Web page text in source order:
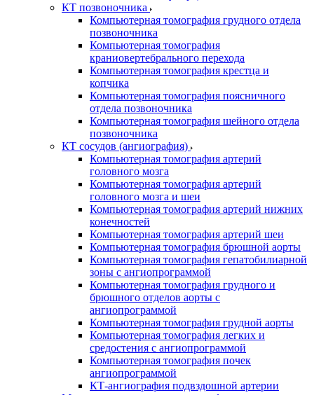
КТ позвоночника
Компьютерная томография грудного отдела
позвоночника
Компьютерная томография
краниовертебрального перехода
Компьютерная томография крестца и
копчика
Компьютерная томография поясничного
отдела позвоночника
Компьютерная томография шейного отдела
позвоночника
КТ сосудов (ангиография)
Компьютерная томография артерий
головного мозга
Компьютерная томография артерий
головного мозга и шеи
Компьютерная томография артерий нижних
конечностей
Компьютерная томография артерий шеи
Компьютерная томография брюшной аорты
Компьютерная томография гепатобилиарной
зоны с ангиопрограммой
Компьютерная томография грудного и
брюшного отделов аорты с
ангиопрограммой
Компьютерная томография грудной аорты
Компьютерная томография легких и
средостения с ангиопрограммой
Компьютерная томография почек
ангиопрограммой
КТ-ангиография подвздошной артерии